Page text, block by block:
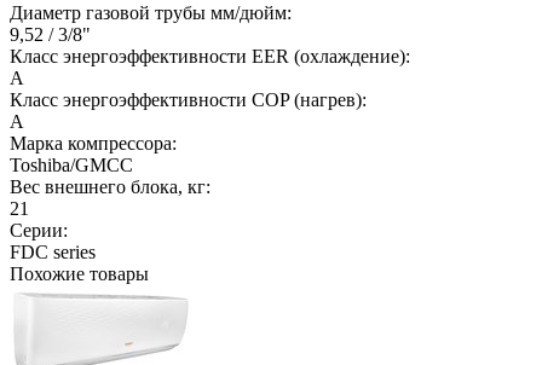
Диаметр газовой трубы мм/дюйм:
9,52 / 3/8"
Класс энергоэффективности EER (охлаждение):
A
Класс энергоэффективности COP (нагрев):
A
Марка компрессора:
Toshiba/GMCC
Вес внешнего блока, кг:
21
Серии:
FDC series
Похожие товары